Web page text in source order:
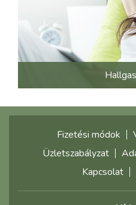
Fizetési módok
Üzletszabályzat
Kapcsolat